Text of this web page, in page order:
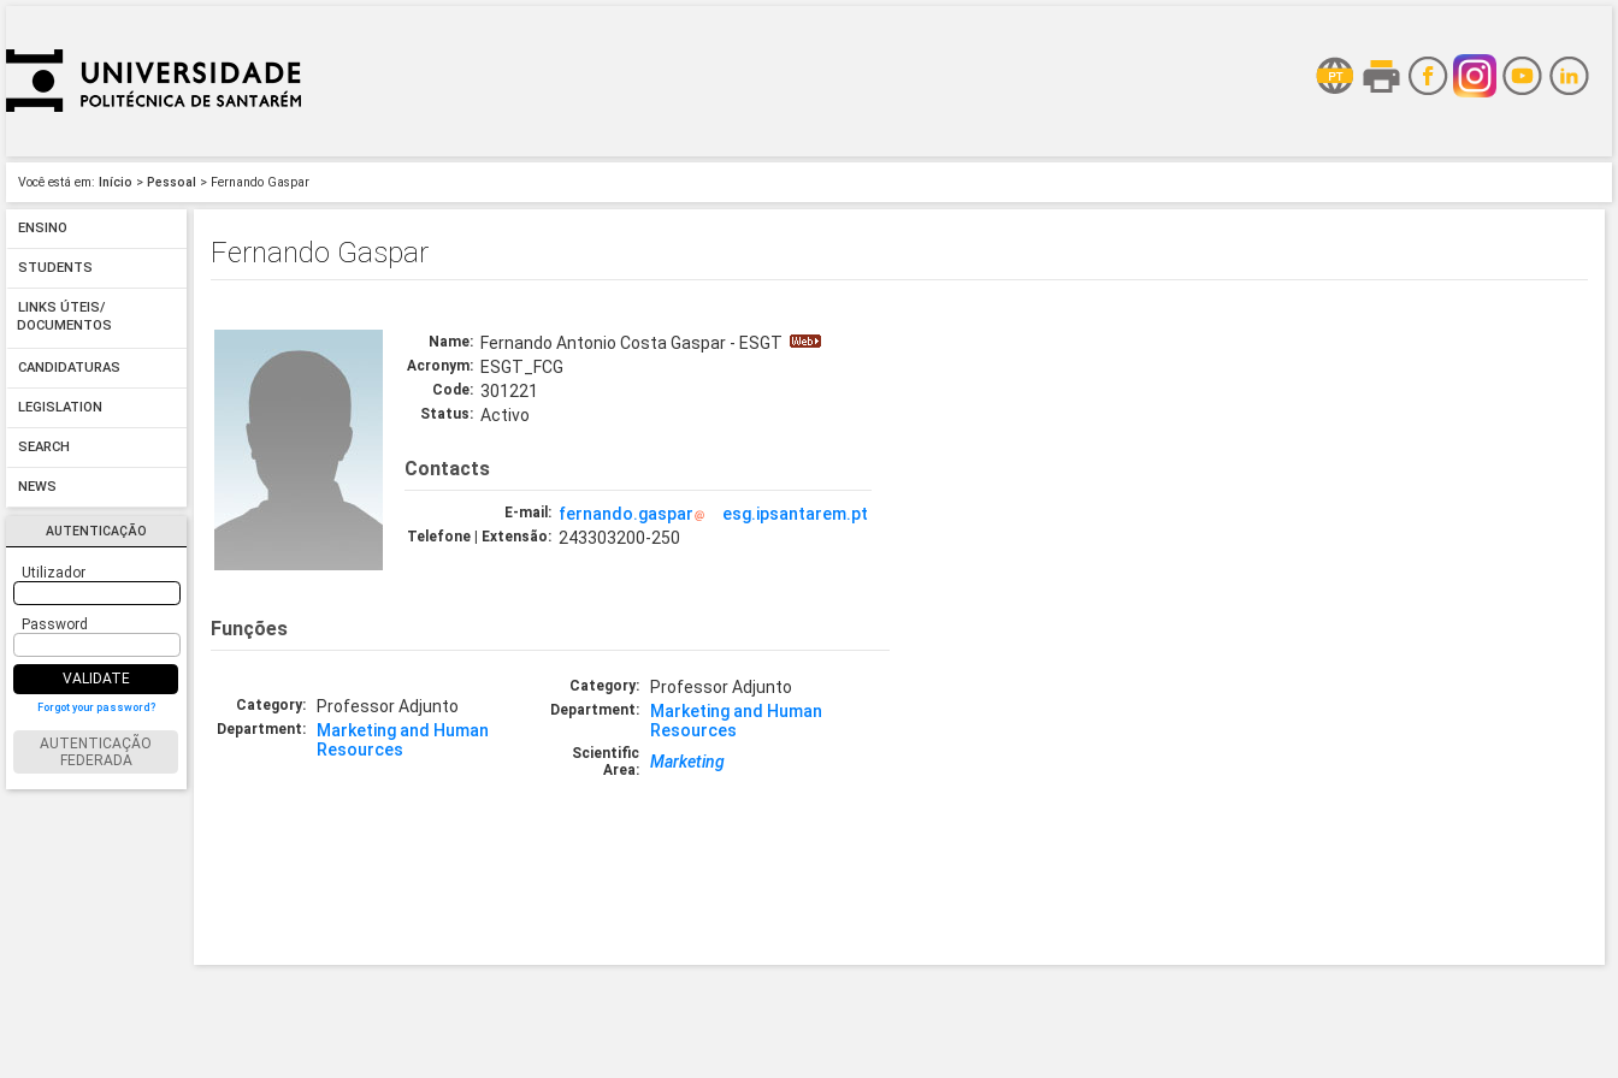
Você está em: Início > Pessoal > Fernando Gaspar
ENSINO
STUDENTS
LINKS ÚTEIS/
DOCUMENTOS
CANDIDATURAS
LEGISLATION
SEARCH
NEWS
AUTENTICAÇÃO
Utilizador
Password
VALIDATE
Forgot your password?
AUTENTICAÇÃO
FEDERADA
Fernando Gaspar
Name: Fernando Antonio Costa Gaspar - ESGT
Acronym: ESGT_FCG
Code: 301221
Status: Activo
Contacts
E-mail: fernando.gaspar esg.ipsantarem.pt
Telefone | Extensão: 243303200-250
Funções
Category: Professor Adjunto
Department:
Marketing and Human
Resources
Category: Professor Adjunto
Department:
Marketing and Human
Resources
Scientific
Area:
Marketing